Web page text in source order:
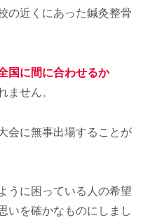
の近くにあった鍼灸整骨
国に間に合わせるか
ません。
会に無事出場することが
うに困っている人の希望
いを確かなものにしまし